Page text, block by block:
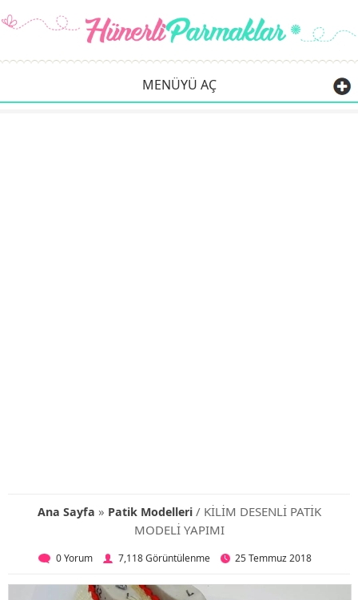
MENÜYÜ AÇ
Ana Sayfa » Patik Modelleri/ KİLİM DESENLİ PATİK
MODELİ YAPIMI
0 Yorum 7,118 Görüntülenme 25 Temmuz 2018